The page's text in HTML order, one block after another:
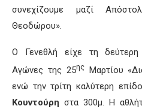
συνεχίζουμε μαζί
Θεοδώρου».
Ο Γενεθλή είχε τη
Αγώνες της 25ηςΜαρτίου
ενώ την τρίτη καλύτερη
Κουντούρη στα 300μ. Η